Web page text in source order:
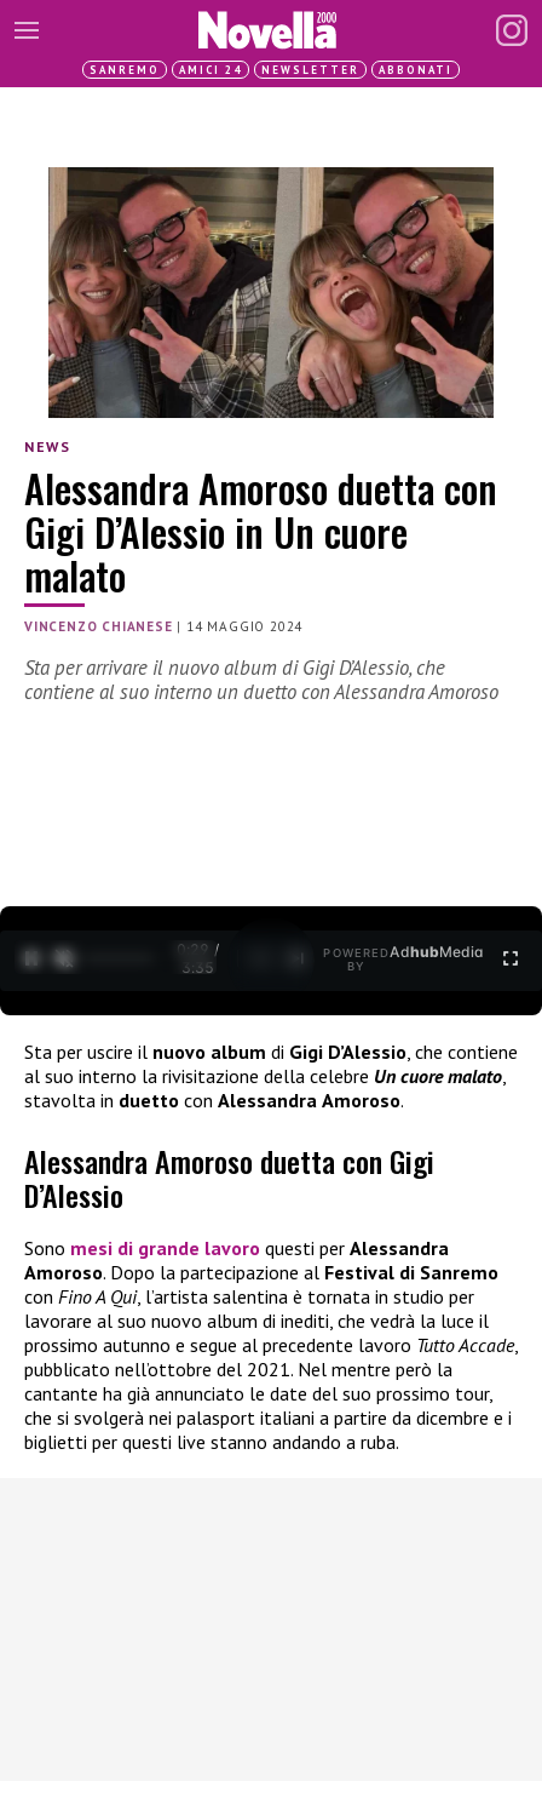
SANREMO AMICI 24 NEWSLETTER ABBONATI
NEWS
Alessandra Amoroso duetta con
Gigi D’Alessio in Un cuore
malato
VINCENZO CHIANESE | 14 MAGGIO 2024
Sta per arrivare il nuovo album di Gigi D’Alessio, che
contiene al suo interno un duetto con Alessandra Amoroso
0:30 /
3:35
POWERED
BY
AdhubMedia
Sta per uscire il nuovo album di Gigi D’Alessio , che contiene
al suo interno la rivisitazione della celebre Un cuore malato
stavolta in duetto con Alessandra Amoroso.
Alessandra Amoroso duetta con Gigi
D’Alessio
Sono mesi di grande lavoro questi per Alessandra
Amoroso. Dopo la partecipazione al Festival di Sanremo
con Fino A Qui, l’artista salentina è tornata in studio per
lavorare al suo nuovo album di inediti, che vedrà la luce il
prossimo autunno e segue al precedente lavoro Tutto Accade,
pubblicato nell’ottobre del 2021. Nel mentre però la
cantante ha già annunciato le date del suo prossimo tour,
che si svolgerà nei palasport italiani a partire da dicembre e i
biglietti per questi live stanno andando a ruba.